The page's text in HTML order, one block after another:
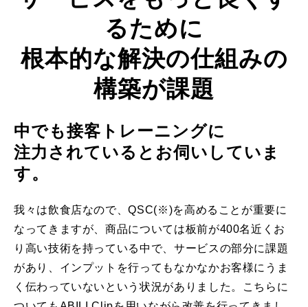
るために
根本的な解決の仕組みの
構築が課題
中でも接客トレーニングに
注力されているとお伺いしていま
す。
我々は飲食店なので、QSC(※)を高めることが重要に
なってきますが、商品については板前が400名近くお
り高い技術を持っている中で、サービスの部分に課題
があり、インプットを行ってもなかなかお客様にうま
く伝わっていないという状況がありました。こちらに